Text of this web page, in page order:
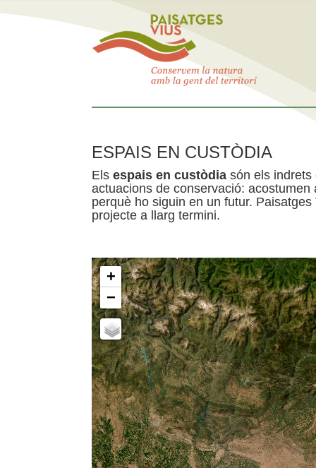
ESPAIS EN CUSTÒDIA
Els espais en custòdia són els indrets
actuacions de conservació:
perquè ho siguin en un futur.
projecte a llarg termini.
+
−